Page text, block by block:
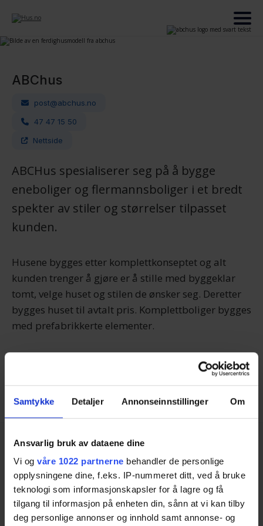
Samtykke Detaljer Annonseinnstillinger Om
Ansvarlig bruk av dataene dine
Vi og våre 1022 partnerne behandler de personlige
opplysningene dine, f.eks. IP-nummeret ditt, ved å bruke
teknologi som informasjonskapsler for å lagre og få
tilgang til informasjon på enheten din, sånn at vi kan tilby
deg personlige annonser og innhold samt annonse- og
ABChus
post@abchus.no
47 47 15 50
Nettside
ABCHus spesialiserer seg på å bygge
eneboliger og flermannsboliger i et bredt
spekter av stiler og størrelser tilpasset
kunden.
Husene bygges etter komplettkonseptet og alt
kunden trenger å gjøre er å stille med byggeklar
tomt, velge huset og stilen de ønsker seg. Deretter
bygges huset til avtalt pris. Komplettboliger bygges
med prefabrikkerte elementer.
ABChus har salgskontorer rundt de største byene i
Norge og hovedkontor i Ski i Akershus. Selskapet
Anbudstjenester